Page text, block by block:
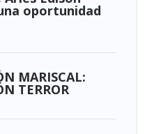
oportunidad
MARISCAL:
TERROR